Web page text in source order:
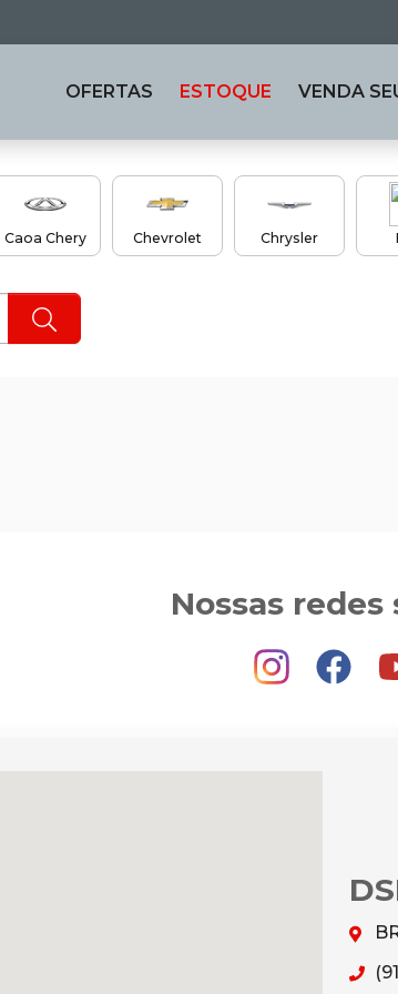
OFERTAS ESTOQUE VENDA
Caoa Chery Chevrolet Chrysler
Nossas redes